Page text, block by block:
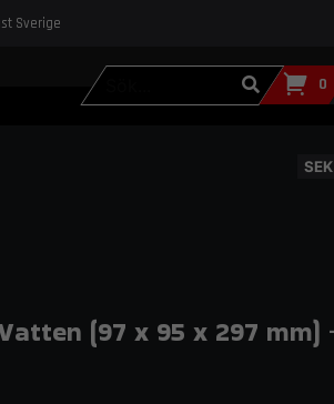
Sverige
0
(97 x 95 x 297 mm)